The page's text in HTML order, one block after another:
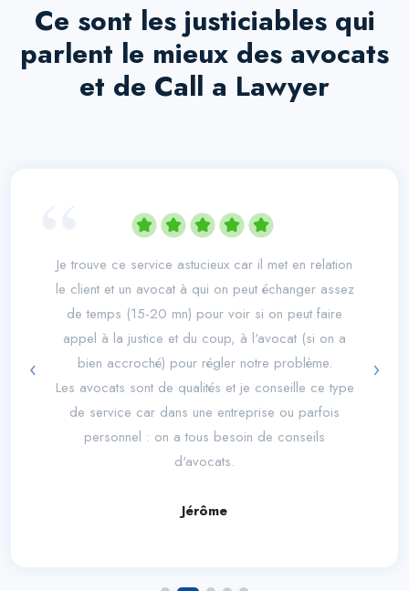
Ce sont les justiciables qui
parlent le mieux des avocats
et de Call a Lawyer
Je trouve ce service astucieux car il met en relation
le client et un avocat à qui on peut échanger assez
de temps (15-20 mn) pour voir si on peut faire
appel à la justice et du coup, à l'avocat (si on a
bien accroché) pour régler notre problème.
Les avocats sont de qualités et je conseille ce type
de service car dans une entreprise ou parfois
personnel : on a tous besoin de conseils
d'avocats.
Jérôme
‹ ›